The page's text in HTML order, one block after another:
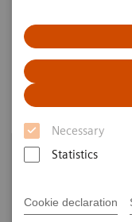
Necessary
Statistics
Cookie declaration
System